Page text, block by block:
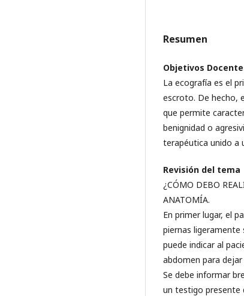
Resumen
Objetivos
La ecografía es el
escroto. De hecho,
que permite
benignidad o
terapéutica unido a
Revisión del tema
¿CÓMO DEBO
ANATOMÍA.
En primer lugar, el
piernas ligeramente
puede indicar al
abdomen para
Se debe informar
un testigo presente